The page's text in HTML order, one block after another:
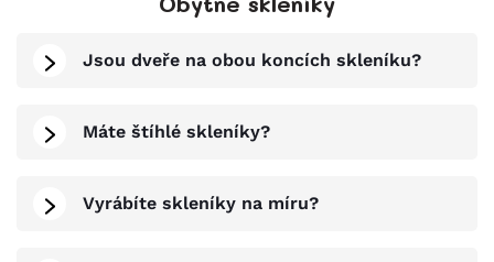
Jsou dveře na obou koncích skleníku?
Máte štíhlé skleníky?
Vyrábíte skleníky na míru?